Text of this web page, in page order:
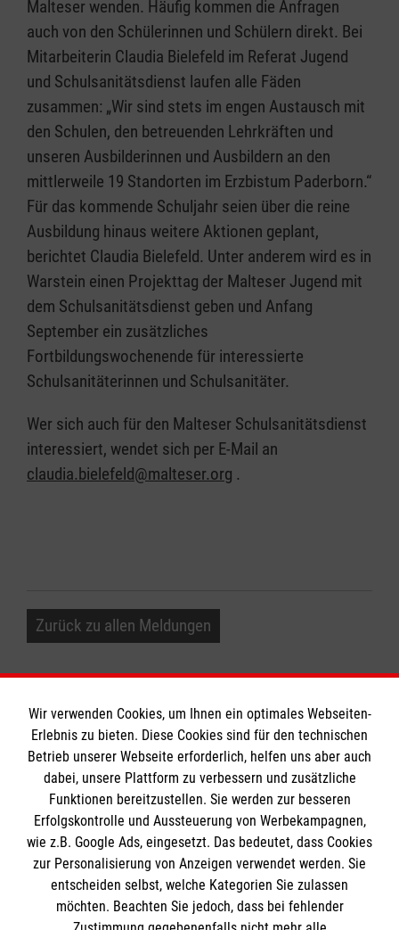
Malteser wenden. Häufig kommen die Anfragen
auch von den Schülerinnen und Schülern direkt. Bei
Mitarbeiterin Claudia Bielefeld im Referat Jugend
und Schulsanitätsdienst laufen alle Fäden
zusammen: „Wir sind stets im engen Austausch mit
den Schulen, den betreuenden Lehrkräften und
unseren Ausbilderinnen und Ausbildern an den
mittlerweile 19 Standorten im Erzbistum Paderborn.“
Für das kommende Schuljahr seien über die reine
Ausbildung hinaus weitere Aktionen geplant,
berichtet Claudia Bielefeld. Unter anderem wird es in
Warstein einen Projekttag der Malteser Jugend mit
dem Schulsanitätsdienst geben und Anfang
September ein zusätzliches
Fortbildungswochenende für interessierte
Schulsanitäterinnen und Schulsanitäter.
Wer sich auch für den Malteser Schulsanitätsdienst
interessiert, wendet sich per E-Mail an
claudia.bielefeld@malteser.org .
Zurück zu allen Meldungen
Informationen
Impressum
Datenschutz
Kontakt
Barrierefreiheit
Die Malteser
Malteser in Deutschland
Wir verwenden Cookies, um Ihnen ein optimales Webseiten-
Erlebnis zu bieten. Diese Cookies sind für den technischen
Betrieb unserer Webseite erforderlich, helfen uns aber auch
dabei, unsere Plattform zu verbessern und zusätzliche
Funktionen bereitzustellen. Sie werden zur besseren
Erfolgskontrolle und Aussteuerung von Werbekampagnen,
wie z.B. Google Ads, eingesetzt. Das bedeutet, dass Cookies
zur Personalisierung von Anzeigen verwendet werden. Sie
entscheiden selbst, welche Kategorien Sie zulassen
möchten. Beachten Sie jedoch, dass bei fehlender